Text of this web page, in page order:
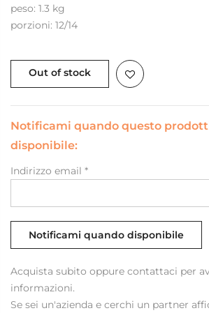
peso: 1.3 kg
porzioni: 12/14
Out of stock
Notificami quando questo
disponibile:
Indirizzo email *
Acquista subito oppure contattaci per
informazioni.
Se sei un'azienda e cerchi un partner